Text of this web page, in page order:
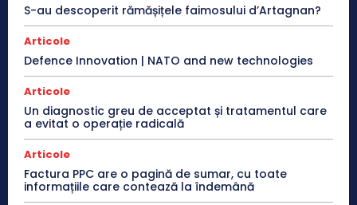
S-au descoperit rămășițele faimosului d’Artagnan?
Articole
Defence Innovation | NATO and new technologies
Articole
Un diagnostic greu de acceptat și tratamentul care
a evitat o operație radicală
Articole
Factura PPC are o pagină de sumar, cu toate
informațiile care contează la îndemână